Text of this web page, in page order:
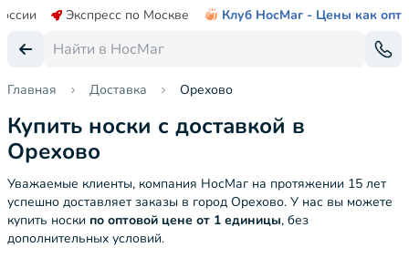
Экспресс по Москве Клуб НосМаг - Цены как опт
Главная Доставка Орехово
Купить носки с доставкой в
Орехово
Уважаемые клиенты, компания НосМаг на протяжении 15 лет
успешно доставляет заказы в город Орехово. У нас вы можете
купить носки по оптовой цене от 1 единицы, без
дополнительных условий.